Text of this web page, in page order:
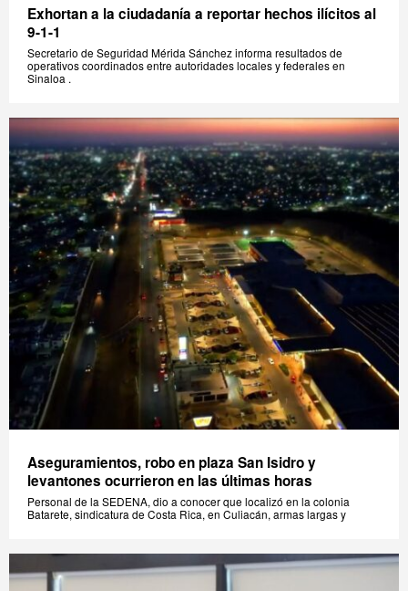
Exhortan a la ciudadanía a reportar hechos ilícitos al
9-1-1
Secretario de Seguridad Mérida Sánchez informa resultados de
operativos coordinados entre autoridades locales y federales en
Sinaloa .
Aseguramientos, robo en plaza San Isidro y
levantones ocurrieron en las últimas horas
Personal de la SEDENA, dio a conocer que localizó en la colonia
Batarete, sindicatura de Costa Rica, en Culiacán, armas largas y